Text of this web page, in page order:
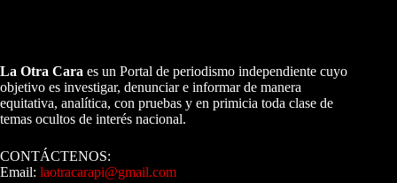
La Otra Cara es un Portal de periodismo independiente cuyo
objetivo es investigar, denunciar e informar de manera
equitativa, analítica, con pruebas y en primicia toda clase de
temas ocultos de interés nacional.
CONTÁCTENOS:
Email: laotracarapi@gmail.com